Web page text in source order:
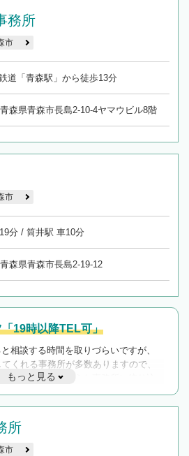
務所
市
道「青森駅」から徒歩13分
森県青森市長島2-10-4ヤマウビル8階
市
分 / 筒井駅 車10分
森県青森市長島2-19-12
19時以降TEL可」
相談する時間を取りづらいですが、
くれる事務所が多数ありますので、
な場合はそのような事務所に絞り込
加えて再検索
もっと見る
所
市